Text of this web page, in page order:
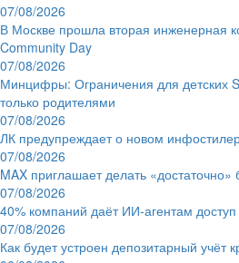
07/08/2026
В Москве прошла вторая инженерная
Community Day
07/08/2026
Минцифры: Ограничения для детских
только родителями
07/08/2026
ЛК предупреждает о новом
07/08/2026
MAX приглашает делать
07/08/2026
40% компаний даёт ИИ‑агентам доступ
07/08/2026
Как будет устроен депозитарный учёт